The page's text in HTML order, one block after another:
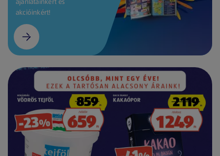
akcióinkért!